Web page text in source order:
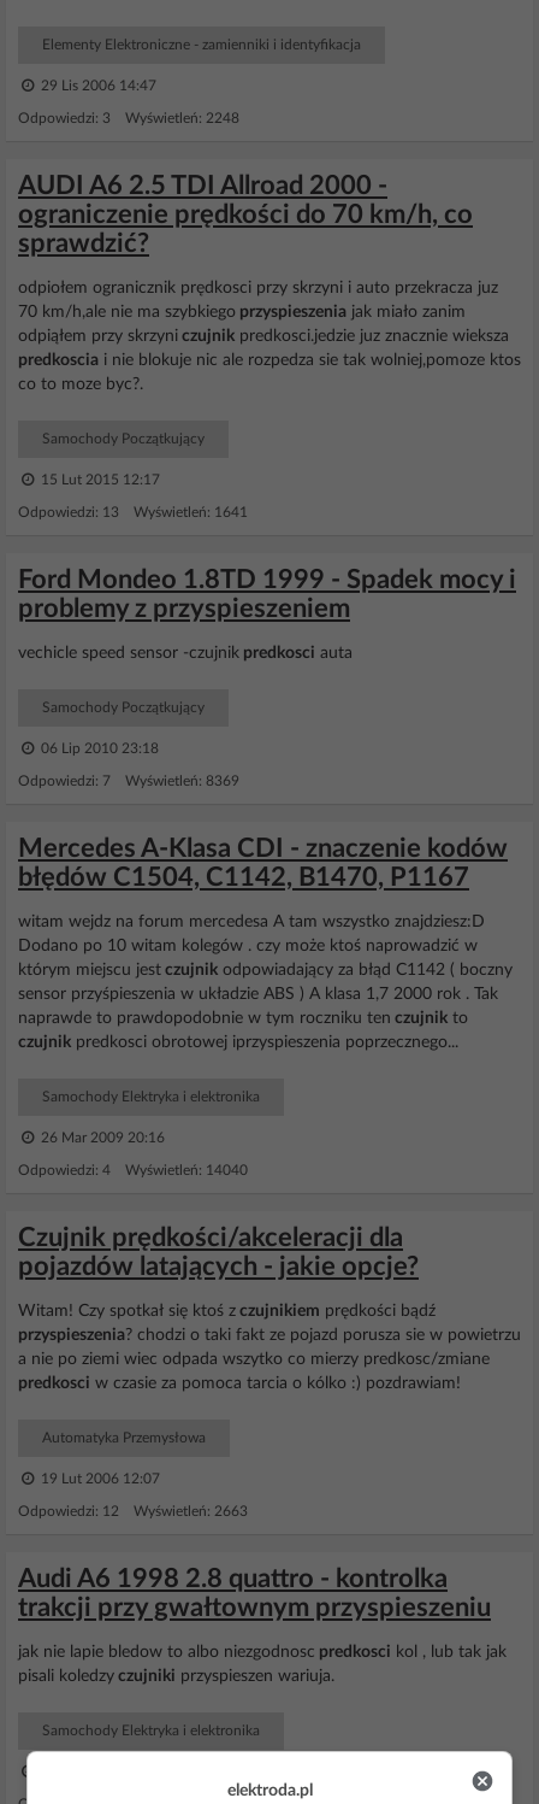
Elementy Elektroniczne - zamienniki i identyfikacja
29 Lis 2006 14:47
Odpowiedzi: 3 Wyświetleń: 2248
AUDI A6 2.5 TDI Allroad 2000 -
ograniczenie prędkości do 70 km/h, co
sprawdzić?
odpiołem ogranicznik prędkosci przy skrzyni i auto przekracza juz
70 km/h,ale nie ma szybkiego przyspieszenia jak miało zanim
odpiąłem przy skrzyni czujnik predkosci.jedzie juz znacznie wieksza
predkoscia i nie blokuje nic ale rozpedza sie tak wolniej,pomoze ktos
co to moze byc?.
Samochody Początkujący
15 Lut 2015 12:17
Odpowiedzi: 13 Wyświetleń: 1641
Ford Mondeo 1.8TD 1999 - Spadek mocy i
problemy z przyspieszeniem
vechicle speed sensor -czujnik predkosci auta
Samochody Początkujący
06 Lip 2010 23:18
Odpowiedzi: 7 Wyświetleń: 8369
Mercedes A-Klasa CDI - znaczenie kodów
błędów C1504, C1142, B1470, P1167
witam wejdz na forum mercedesa A tam wszystko znajdziesz:D
Dodano po 10 witam kolegów . czy może ktoś naprowadzić w
którym miejscu jest czujnik odpowiadający za błąd C1142 ( boczny
sensor przyśpieszenia w układzie ABS ) A klasa 1,7 2000 rok . Tak
naprawde to prawdopodobnie w tym roczniku ten czujnik to
czujnik predkosci obrotowej iprzyspieszenia poprzecznego...
Samochody Elektryka i elektronika
26 Mar 2009 20:16
Odpowiedzi: 4 Wyświetleń: 14040
Czujnik prędkości/akceleracji dla
pojazdów latających - jakie opcje?
Witam! Czy spotkał się ktoś z czujnikiem prędkości bądź
przyspieszenia? chodzi o taki fakt ze pojazd porusza sie w powietrzu
a nie po ziemi wiec odpada wszytko co mierzy predkosc/zmiane
predkosci w czasie za pomoca tarcia o kólko :) pozdrawiam!
Automatyka Przemysłowa
19 Lut 2006 12:07
Odpowiedzi: 12 Wyświetleń: 2663
Audi A6 1998 2.8 quattro - kontrolka
trakcji przy gwałtownym przyspieszeniu
jak nie lapie bledow to albo niezgodnosc predkosci kol , lub tak jak
pisali koledzy czujniki przyspieszen wariuja.
Samochody Elektryka i elektronika
elektroda.pl